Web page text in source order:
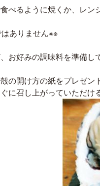
べるように焼くか、レン
ありません※※
お好みの調味料を準備し
の開け方の紙をプレゼン
に召し上がっていただ